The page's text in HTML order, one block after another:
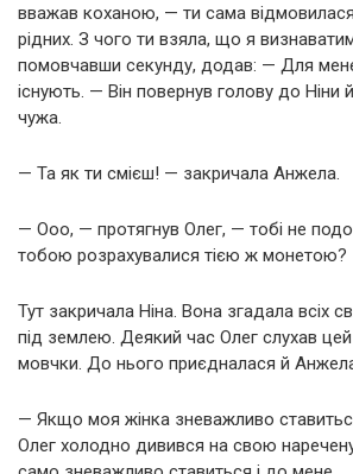
вважав коханою, — ти сама
рідних. З чого ти взяла, що я
помовчавши секунду, додав: — Для
існують. — Він повернув голову до Ніни
чужа.
— Та як ти смієш! — закричала Анжела.
— Ооо, — протягнув Олег, — тобі не
тобою розрахувалися тією ж монетою?
Тут закричала Ніна. Вона згадала всіх
під землею. Деякий час Олег слухав цей
мовчки. До нього приєдналася й
— Якщо моя жінка зневажливо
Олег холодно дивився на свою